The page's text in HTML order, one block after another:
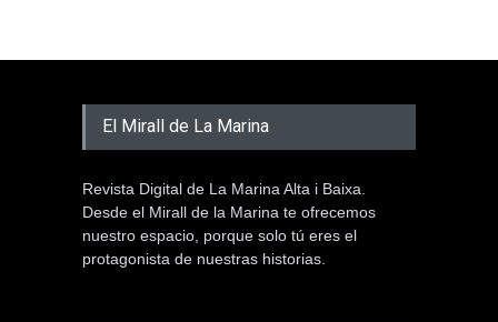
El Mirall de La Marina
Revista Digital de La Marina Alta i Baixa.
Desde el Mirall de la Marina te ofrecemos
nuestro espacio, porque solo tú eres el
protagonista de nuestras historias.